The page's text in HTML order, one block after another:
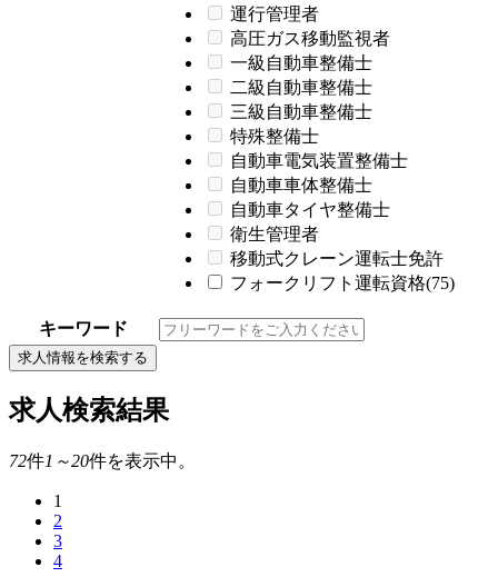
運行管理者
高圧ガス移動監視者
一級自動車整備士
二級自動車整備士
三級自動車整備士
特殊整備士
自動車電気装置整備士
自動車車体整備士
自動車タイヤ整備士
衛生管理者
移動式クレーン運転士免許
フォークリフト運転資格(75)
キーワード
求人情報を検索する
求人検索結果
72件1～20件を表示中。
1
2
3
4